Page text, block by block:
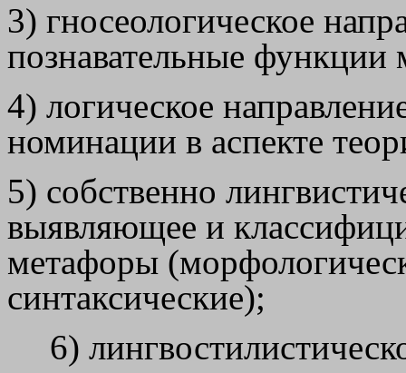
3) гносеологическое
познавательные
4) логическое
номинации в аспекте
5) собственно
выявляющее и
метафоры
синтаксические);
6)